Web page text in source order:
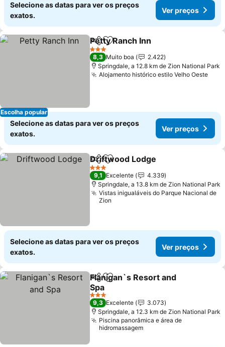
Selecione as datas para ver os preços
exatos.
Ver preços
Escolha popular
PartilharAdicionar aos favoritos
Petty Ranch Inn
3 Estrelas
8,3 Muito boa
2.422
Springdale, a 12.8 km de Zion National Park
Alojamento histórico estilo Velho OesteVer
Selecione as datas para ver os preços
exatos.
Ver preços
PartilharAdicionar aos favoritos
Driftwood Lodge
3 Estrelas
9,1 Excelente
4.339
Springdale, a 13.8 km de Zion National Park
Vistas inigualáveis do Parque Nacional de
Zion
Selecione as datas para ver os preços
exatos.
Ver preços
PartilharAdicionar aos favoritos
Flanigan`s Resort and
Spa
Ver preços
3 Estrelas
9,3 Excelente
3.073
Springdale, a 12.3 km de Zion National Park
Piscina panorâmica e área de
hidromassagem